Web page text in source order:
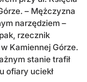
– Mężczyzna
narzędziem –
rzecznik
Kamiennej Górze.
stanie trafił
ofiary uciekł